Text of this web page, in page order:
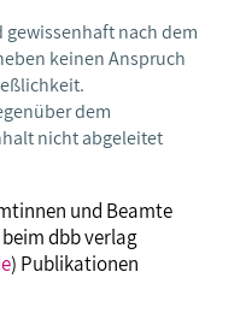
nach dem
keinen Anspruch
dem
nicht abgeleitet
und Beamte
dbb verlag
) Publikationen